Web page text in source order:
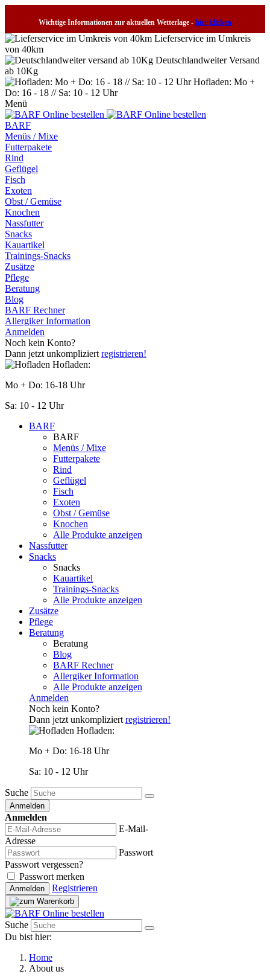
Wichtige Informationen zur aktuellen Wetterlage - hier klicken
Lieferservice im Umkreis
von 40km
Deutschlandweiter Versand
ab 10Kg
Hofladen: Mo +
Do: 16 - 18 // Sa: 10 - 12 Uhr
Menü
BARF
Menüs / Mixe
Futterpakete
Rind
Geflügel
Fisch
Exoten
Obst / Gemüse
Knochen
Nassfutter
Snacks
Kauartikel
Trainings-Snacks
Zusätze
Pflege
Beratung
Blog
BARF Rechner
Allergiker Information
Anmelden
Noch kein Konto?
Dann jetzt unkompliziert registrieren!
Hofladen:
Mo + Do: 16-18 Uhr
Sa: 10 - 12 Uhr
BARF
BARF
Menüs / Mixe
Futterpakete
Rind
Geflügel
Fisch
Exoten
Obst / Gemüse
Knochen
Alle Produkte anzeigen
Nassfutter
Snacks
Snacks
Kauartikel
Trainings-Snacks
Alle Produkte anzeigen
Zusätze
Pflege
Beratung
Beratung
Blog
BARF Rechner
Allergiker Information
Alle Produkte anzeigen
Anmelden
Noch kein Konto?
Dann jetzt unkompliziert registrieren!
Hofladen:
Mo + Do: 16-18 Uhr
Sa: 10 - 12 Uhr
Suche
Anmelden
Anmelden
E-Mail-
Adresse
Passwort
Passwort vergessen?
Passwort merken
Anmelden Registrieren
Suche
Du bist hier:
Home
About us